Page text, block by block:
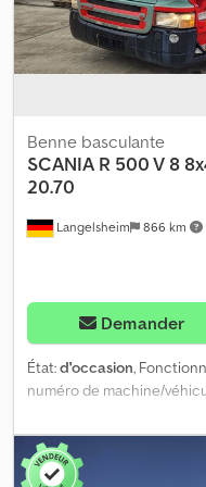
AUTORISÉE SELON CARTE
7.760 mm. RÉVISÉ
Langelsheim 866 km
Benne basculante
SCANIA R 500 V 8
20.70
Demander
État:d'occasion,
numéro de machine/
02/2007, type de
total:32 000 kg
pneus:70 pourcentage ,